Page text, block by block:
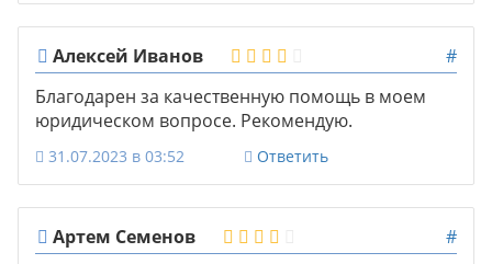
Алексей Иванов
#
Благодарен за качественную помощь в моем
юридическом вопросе. Рекомендую.
31.07.2023 в 03:52 Ответить
Артем Семенов
#